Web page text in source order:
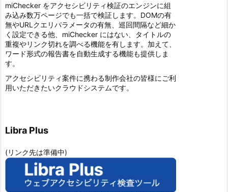
miChecker をアクセシビリティ検証のエンジンに組
み込み数万ページでも一括で検証します。DOMの有
無やURLクエリパラメータの有無、巡回間隔など細か
く設定できる他、miChecker にはない、タイトルの
重複やリンク切れを調べる機能を有します。加えて、
ワード形式の報告書を自動生成する機能も提供しま
す。
アクセシビリティ案件に携わる制作会社の皆様にご利
用いただきたいクラウドシステムです。
Libra Plus
(リンク先は準備中)